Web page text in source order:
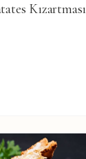
Kızartması